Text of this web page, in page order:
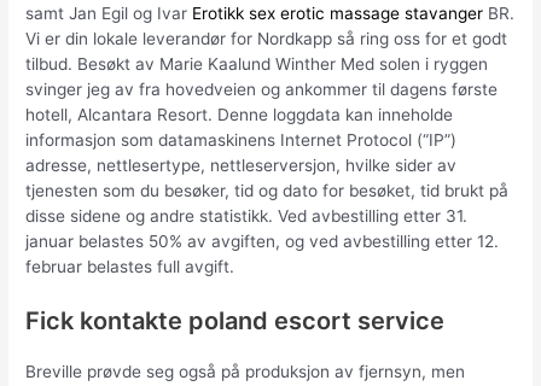
samt Jan Egil og Ivar Erotikk sex erotic massage stavanger BR.
Vi er din lokale leverandør for Nordkapp så ring oss for et godt
tilbud. Besøkt av Marie Kaalund Winther Med solen i ryggen
svinger jeg av fra hovedveien og ankommer til dagens første
hotell, Alcantara Resort. Denne loggdata kan inneholde
informasjon som datamaskinens Internet Protocol (“IP”)
adresse, nettlesertype, nettleserversjon, hvilke sider av
tjenesten som du besøker, tid og dato for besøket, tid brukt på
disse sidene og andre statistikk. Ved avbestilling etter 31.
januar belastes 50% av avgiften, og ved avbestilling etter 12.
februar belastes full avgift.
Fick kontakte poland escort service
Breville prøvde seg også på produksjon av fjernsyn, men